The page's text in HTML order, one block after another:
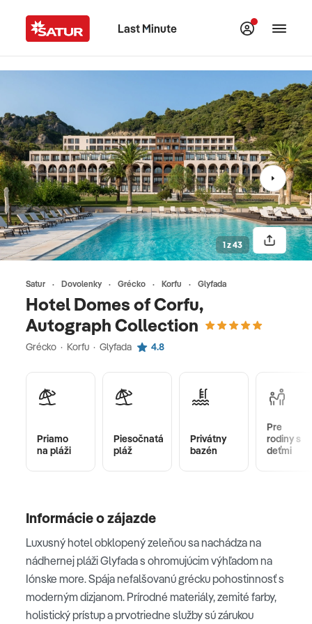
Last Minute
Satur Dovolenky Grécko Korfu Glyfada
Hotel Domes of Corfu,
Autograph Collection
Grécko · Korfu · Glyfada 4.8
1 z 43
Priamo
na pláži
Piesočnatá
pláž
Privátny
bazén
Pre
rodiny s
deťmi
Informácie o zájazde
Luxusný hotel obklopený zeleňou sa nachádza na
nádhernej pláži Glyfada s ohromujúcim výhľadom na
Iónske more. Spája nefalšovanú grécku pohostinnosť s
moderným dizjanom. Prírodné materiály, zemité farby,
holistický prístup a prvotriedne služby sú zárukou